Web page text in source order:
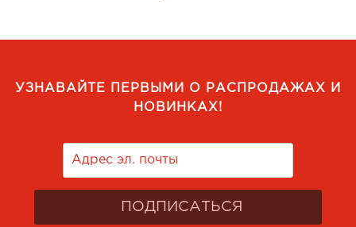
УЗНАВАЙТЕ ПЕРВЫМИ О РАСПРОДАЖАХ И
НОВИНКАХ!